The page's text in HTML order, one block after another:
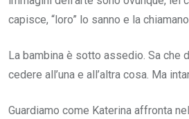
capisce, “loro” lo sanno e la chiamano.
La bambina è sotto assedio. Sa che
cedere all’una e all’altra cosa. Ma
Guardiamo come Katerina affronta